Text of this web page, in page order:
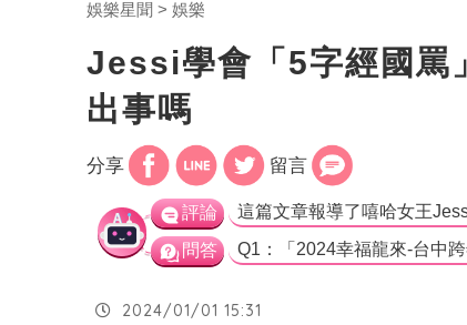
娛樂星聞 娛樂
Jessi學會「5字經國罵
出事嗎
分享 留言
評論
問答
2024/01/01 15:31